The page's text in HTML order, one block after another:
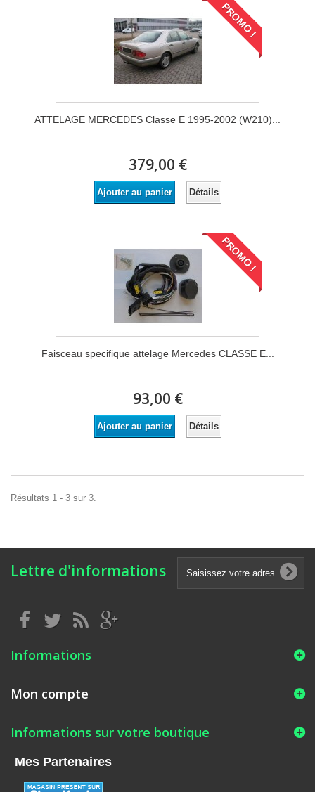
PROMO !
ATTELAGE MERCEDES Classe E 1995-2002 (W210)...
379,00 €
Ajouter au panier Détails
PROMO !
Faisceau specifique attelage Mercedes CLASSE E...
93,00 €
Ajouter au panier Détails
Résultats 1 - 3 sur 3.
Lettre d'informations
Informations
Mon compte
Informations sur votre boutique
Mes Partenaires